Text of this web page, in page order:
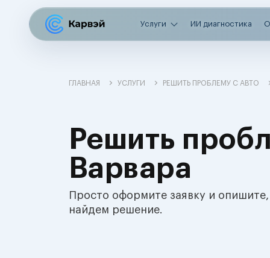
Услуги ИИ диагностика
ГЛАВНАЯ УСЛУГИ РЕШИТЬ ПРОБЛЕМУ С АВТО
Решить
Варвара
Просто оформите заявку и
найдем решение.